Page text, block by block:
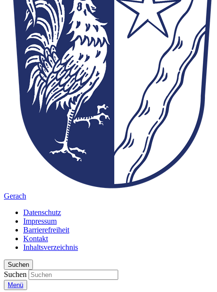
Gerach
Datenschutz
Impressum
Barrierefreiheit
Kontakt
Inhaltsverzeichnis
Suchen
Suchen
Menü